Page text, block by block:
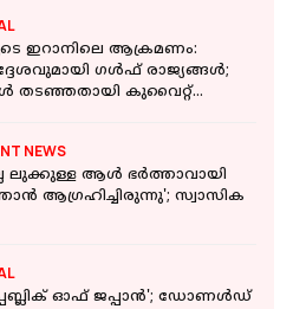
ഇറാനിലെ ആക്രമണം:
ഗൾഫ് രാജ്യങ്ങൾ;
തടഞ്ഞതായി കുവൈറ്റ്
NEWS
ലുക്കുള്ള ആള്‍ ഭര്‍ത്താവായി
ആഗ്രഹിച്ചിരുന്നു'; സ്വാസിക
ഓഫ് ജപ്പാൻ'; ഡോണൾഡ്